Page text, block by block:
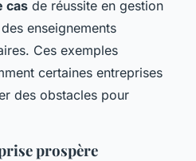
cas de réussite en gestion
enseignements
Ces exemples
certaines entreprises
des obstacles pour
prospère